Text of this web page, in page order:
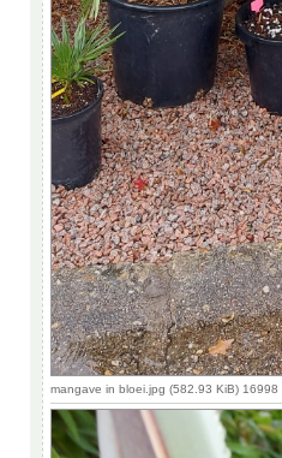
mangave in bloei.jpg (582.93 KiB) 16998